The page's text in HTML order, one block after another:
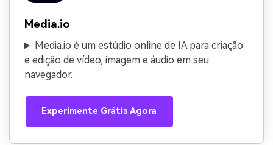
Media.io
Media.io é um estúdio online de IA para criação
e edição de vídeo, imagem e áudio em seu
navegador.
Experimente Grátis Agora